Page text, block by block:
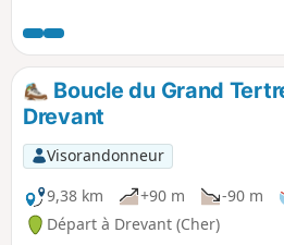
Montrond. Longez le Canal de
Gallo-Romain de Drevant et le
Boucle du Grand
Drevant
Visorandonneur
9,38 km
+90 m -90 m
Départ à Drevant (Cher)